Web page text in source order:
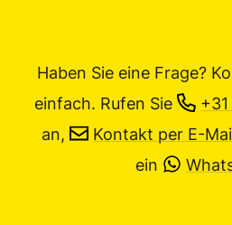
Haben Sie eine Frage?
einfach. Rufen Sie
an,
Kontakt per E-
ein